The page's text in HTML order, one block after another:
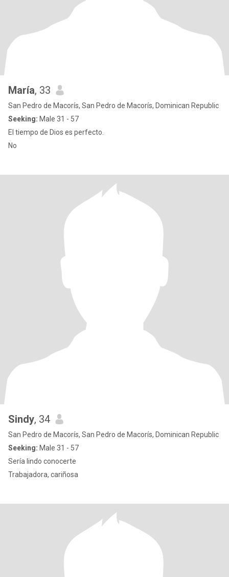
María, 33
San Pedro de Macorís, San Pedro de Macorís, Dominican Republic
Seeking: Male 31 - 57
El tiempo de Dios es perfecto.
No
Sindy, 34
San Pedro de Macorís, San Pedro de Macorís, Dominican Republic
Seeking: Male 31 - 57
Sería lindo conocerte
Trabajadora, cariñosa